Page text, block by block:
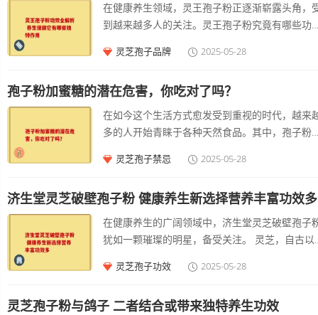
采集和精细加工而成。这款孢子粉含有丰富的营
一种高营养价值的食品。 椴木孢子粉以其良好的
中的营养成分，非常适合日常保健。椴木孢子粉
为什么许多人将其视为美容养颜神器的原因。
在健康养生领域，灵王孢子粉正逐渐崭露头角，
到越来越多人的关注。灵王孢子粉究竟有哪些功
的。 灵王孢子粉具有增强的显著功效。现代生活
忙碌奔波，还是生活环境中的各种菌威胁，都需
一个强大的系统来抵御。灵王孢子粉中富含多种
养成分，例如多糖类物质。这些多糖能够激活人
出更好的防御功能。就像给身体的系统注入了一
期服用灵王孢子粉，可以使身体在面对、等常见
灵芝孢子品牌 2025-05-28
孢子粉加蜜糖的潜在危害，你吃对了吗？
在如今这个生活方式愈发受到重视的时代，越来
多的人开始青睐于各种天然食品。其中，孢子粉
自都有独道的保健功效，但将二者混合食用却可
现象，帮助您理性看待孢子粉加蜜糖的搭配。 孢
粉与蜜糖各自的营养价值 孢子粉是某些植物（如
芝等）所产生的微小胞子，它富含氨基酸、蛋白
参差不齐，尤其是在市场上，某些品牌的孢子粉
品质的一种方式。
灵芝孢子禁忌 2025-05-28
济生堂灵芝破壁孢子粉 健康养生新选择营养丰富功效多
在健康养生的广阔领域中，济生堂灵芝破壁孢子
犹如一颗璀璨的明星，备受关注。 灵芝，自古以
芝破壁孢子粉更是将灵芝的精华发挥到了极致。
子的坚硬外壳，使得其中蕴含的丰富营养成分能
灵芝孢子功效 2025-05-28
灵芝孢子粉与鸽子 二者结合或带来独特养生功效